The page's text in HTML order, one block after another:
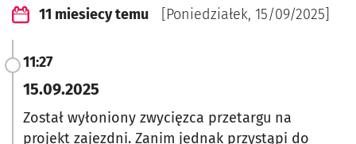
11 miesiecy temu [Poniedziałek, 15/09/2025]
11:27
15.09.2025
Został wyłoniony zwycięzca przetargu na
projekt zajezdni. Zanim jednak przystąpi do